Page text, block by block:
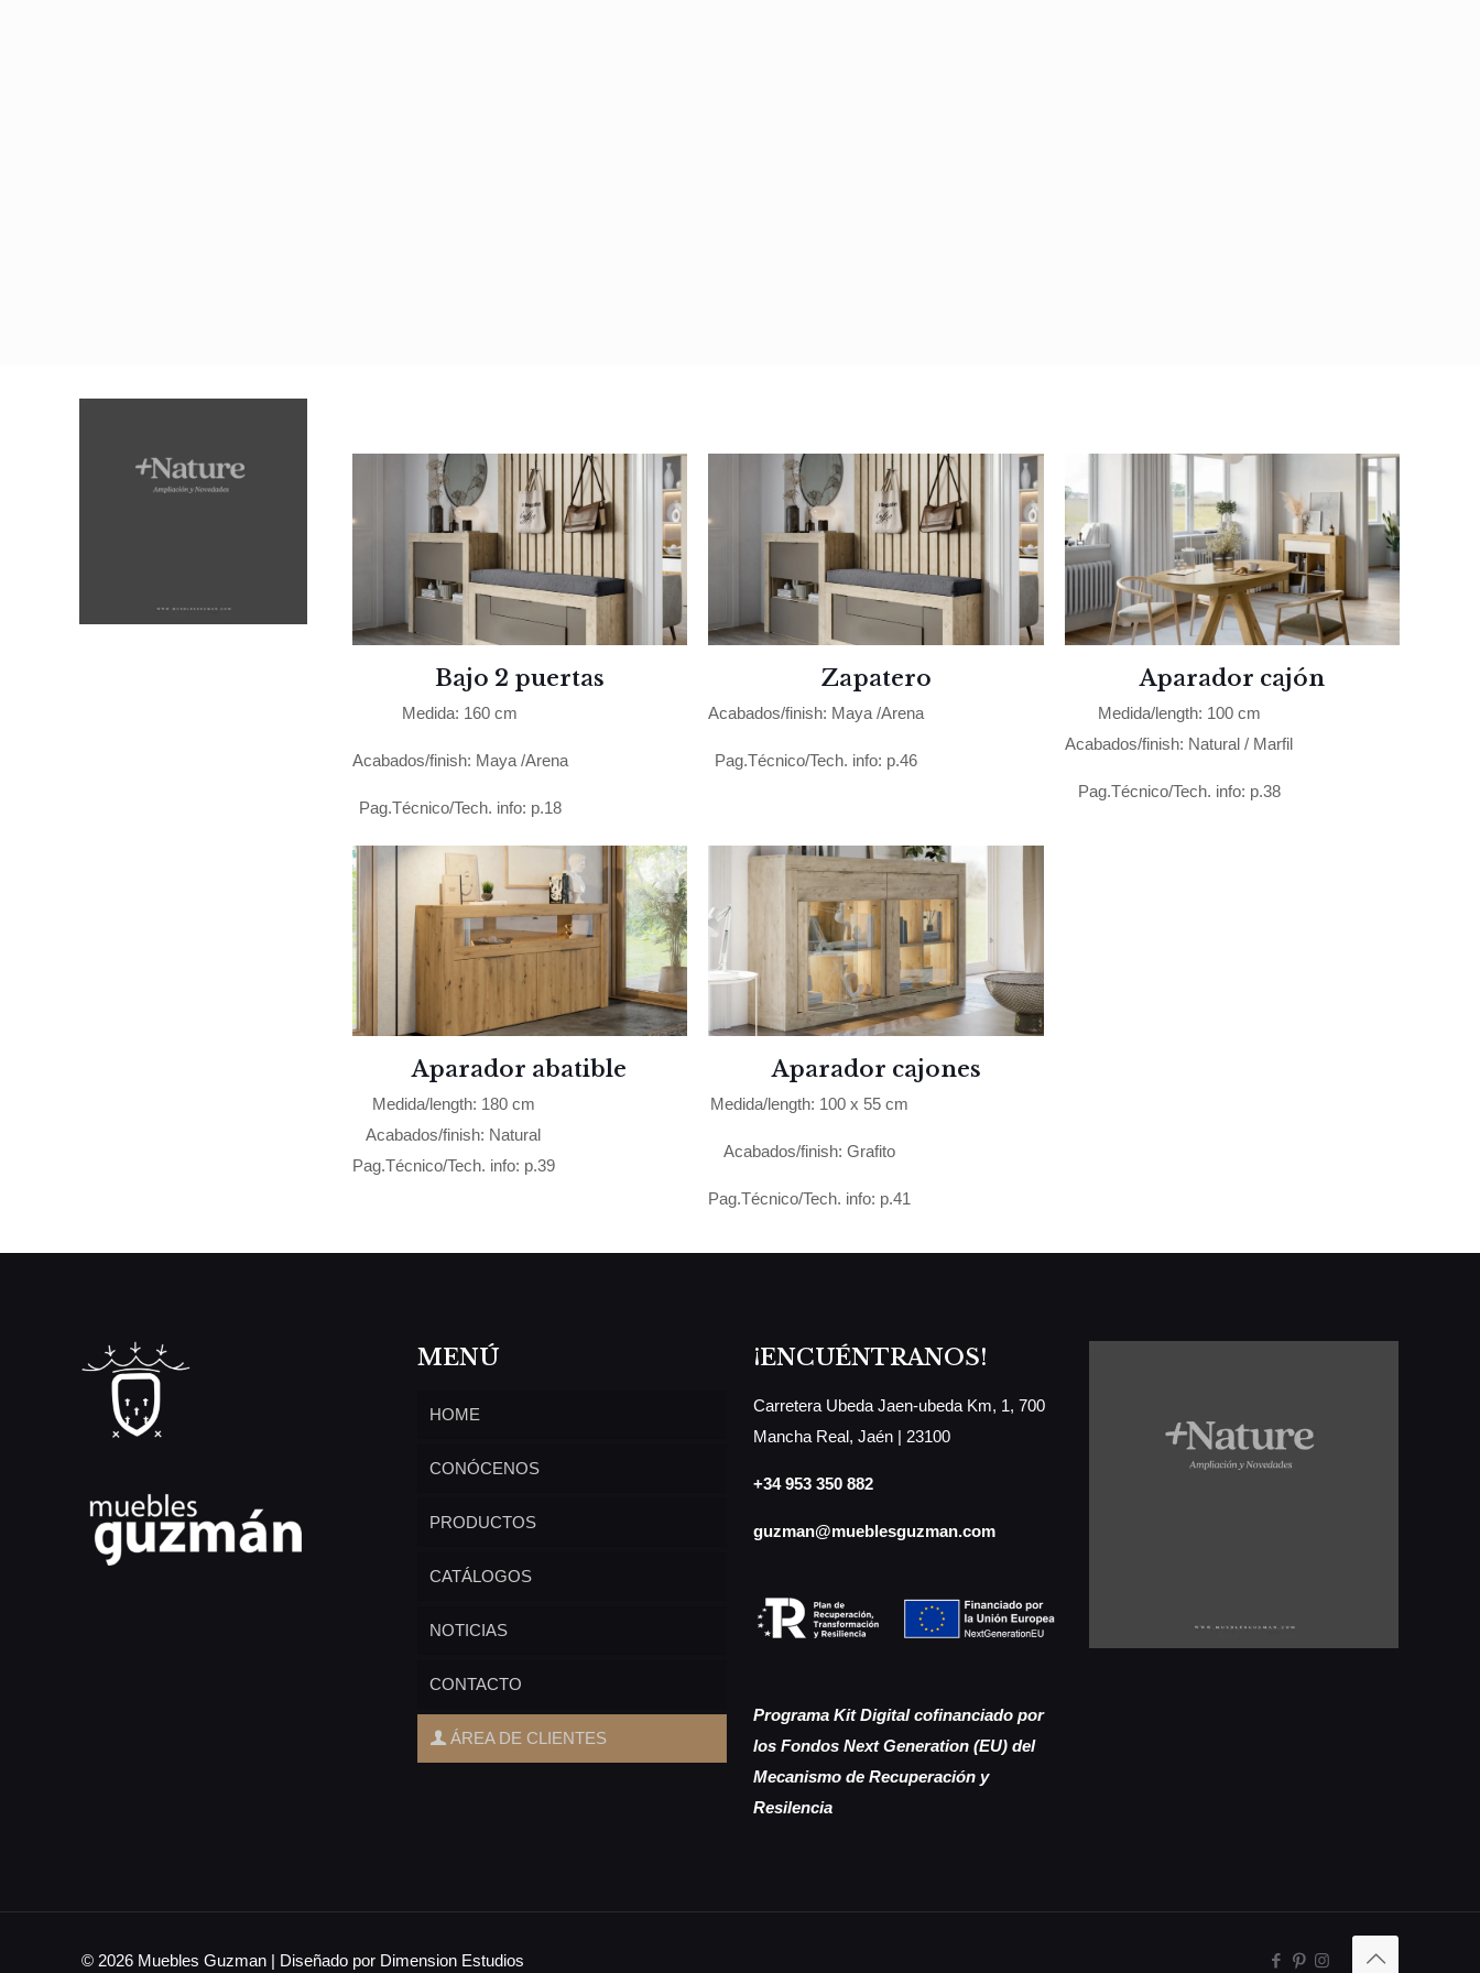
Bajo 2 puertas
Medida: 160 cm
Acabados/finish: Maya /Arena
Pag.Técnico/Tech. info: p.18
Zapatero
Acabados/finish: Maya /Arena
Pag.Técnico/Tech. info: p.46
Aparador cajón
Medida/length: 100 cm
Acabados/finish: Natural / Marfil
Pag.Técnico/Tech. info: p.38
Aparador abatible
Medida/length: 180 cm
Acabados/finish: Natural
Pag.Técnico/Tech. info: p.39
Aparador cajones
Medida/length: 100 x 55 cm
Acabados/finish: Grafito
Pag.Técnico/Tech. info: p.41
MENÚ
HOME
CONÓCENOS
PRODUCTOS
CATÁLOGOS
NOTICIAS
CONTACTO
ÁREA DE CLIENTES
¡ENCUÉNTRANOS!
Carretera Ubeda Jaen-ubeda Km, 1, 700
Mancha Real, Jaén | 23100
+34 953 350 882
guzman@mueblesguzman.com
Programa Kit Digital cofinanciado por
los Fondos Next Generation (EU) del
Mecanismo de Recuperación y
Resilencia
© 2026 Muebles Guzman | Diseñado por Dimension Estudios